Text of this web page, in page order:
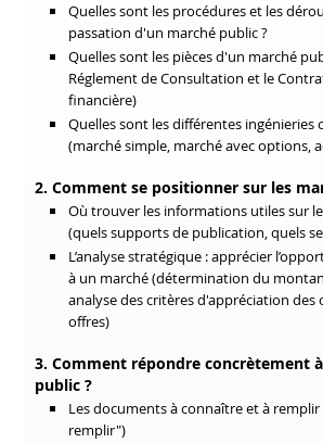
Quelles sont les procédures et les
passation d'un marché public ?
Quelles sont les pièces d'un marché
Réglement de Consultation et le
financière)
Quelles sont les différentes ingénieries
(marché simple, marché avec options,
2. Comment se positionner sur les
Où trouver les informations utiles sur
(quels supports de publication, quels
L’analyse stratégique : apprécier
à un marché (détermination du
analyse des critères d'appréciation des
offres)
3. Comment répondre concrètement
public ?
Les documents à connaître et à
remplir")